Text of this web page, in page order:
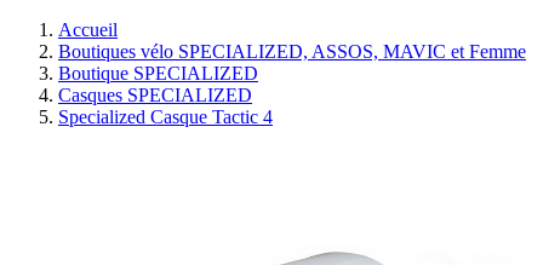
Accueil
Boutiques vélo SPECIALIZED, ASSOS, MAVIC et Femme
Boutique SPECIALIZED
Casques SPECIALIZED
Specialized Casque Tactic 4